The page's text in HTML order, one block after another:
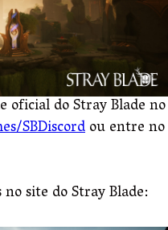
oficial do Stray Blade no
SBDiscordou entre no
site do Stray Blade: